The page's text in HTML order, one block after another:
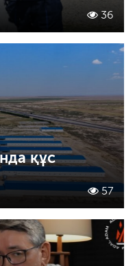
36
құс
57